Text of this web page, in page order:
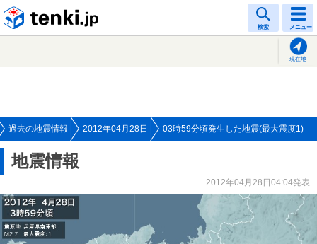
検索 メニュー
現在地
過去の地震情報 2012年04月28日 03時59分頃発生した地震(最大震度1)
地震情報
2012年04月28日04:04発表